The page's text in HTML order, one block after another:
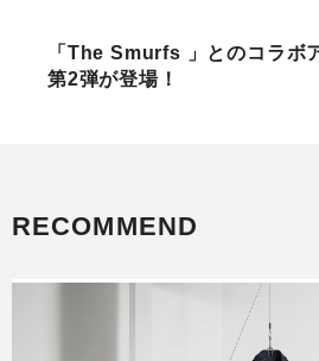
RECOMMEND
「The Smurfs 」とのコラボ
第2弾が登場！